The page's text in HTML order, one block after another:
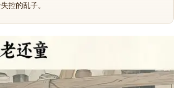
控的乱子。